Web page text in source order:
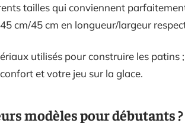
tailles qui conviennent
cm/45 cm en longueur/largeur
utilisés pour construire les patins
et votre jeu sur la glace.
modèles pour débutants ?